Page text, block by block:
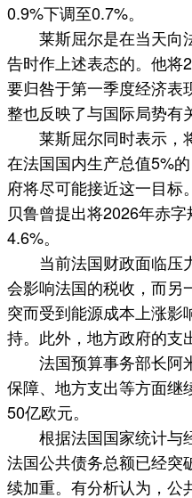
0.9%下调至0.7%。
莱斯屈尔是在当天向
告时作上述表态的。他将
要归咎于第一季度经济表
整也反映了与国际局势有
莱斯屈尔同时表示，
在法国国内生产总值5%
府将尽可能接近这一目标
贝鲁曾提出将2026年赤
4.6%。
当前法国财政面临压
会影响法国的税收，而另
突而受到能源成本上涨影
持。此外，地方政府的支
法国预算事务部长阿
保障、地方支出等方面继
50亿欧元。
根据法国国家统计与
法国公共债务总额已经突
续加重。有分析认为，公